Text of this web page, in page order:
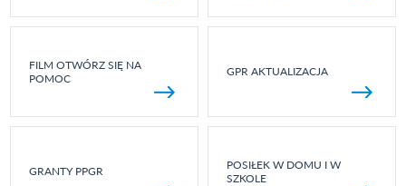
FILM OTWÓRZ SIĘ NA
POMOC
GPR AKTUALIZACJA
GRANTY PPGR
POSIŁEK W DOMU I W
SZKOLE